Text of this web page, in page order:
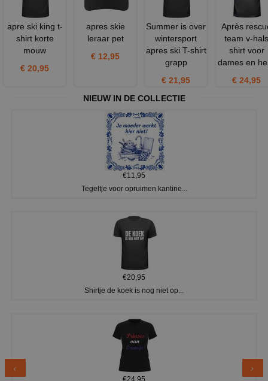
apre ski king t-
shirt korte
mouw
€ 20,95
apres skie
leraar pet
€ 12,95
Summer is over
wintersport
apres ski T-shirt
grapp
€ 21,95
Après
team v-hals
shirt voor
dames en
€ 24,95
NIEUW IN DE COLLECTIE
€11,95
Tegeltje voor opruimen kantine...
€20,95
Shirtje de koek is nog niet op...
€24,95